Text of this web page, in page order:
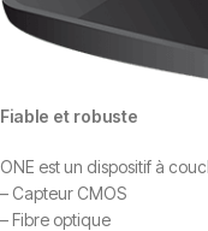
Fiable et robuste
ONE est un dispositif à
– Capteur CMOS
– Fibre optique